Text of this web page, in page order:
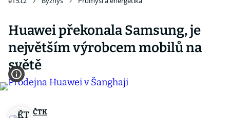
Huawei překonala Samsung, je
největším výrobcem mobilů na
světě
ČTK